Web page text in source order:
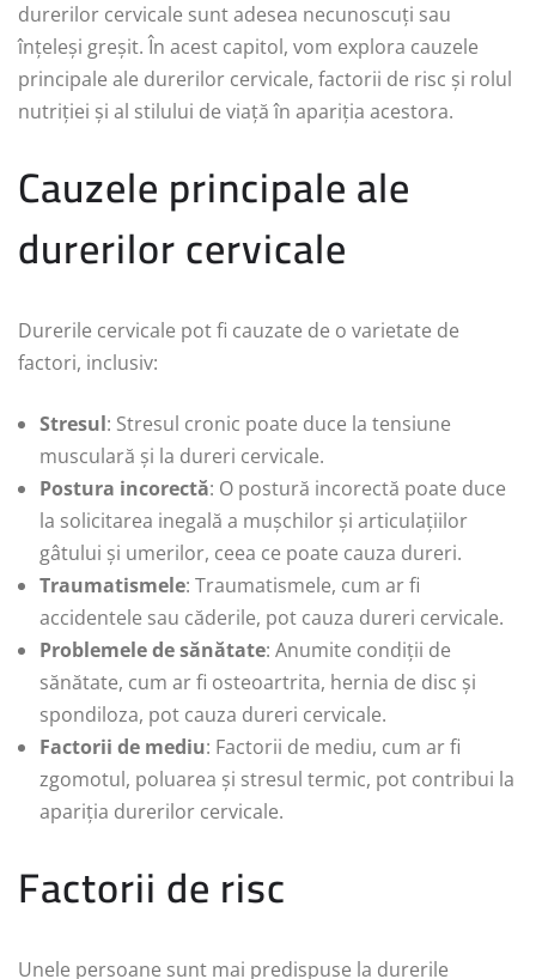
durerilor cervicale sunt adesea necunoscuți sau
înțeleși greșit. În acest capitol, vom explora cauzele
principale ale durerilor cervicale, factorii de risc și rolul
nutriției și al stilului de viață în apariția acestora.
Cauzele principale ale
durerilor cervicale
Durerile cervicale pot fi cauzate de o varietate de
factori, inclusiv:
Stresul: Stresul cronic poate duce la tensiune
musculară și la dureri cervicale.
Postura incorectă: O postură incorectă poate duce
la solicitarea inegală a mușchilor și articulațiilor
gâtului și umerilor, ceea ce poate cauza dureri.
Traumatismele: Traumatismele, cum ar fi
accidentele sau căderile, pot cauza dureri cervicale.
Problemele de sănătate: Anumite condiții de
sănătate, cum ar fi osteoartrita, hernia de disc și
spondiloza, pot cauza dureri cervicale.
Factorii de mediu: Factorii de mediu, cum ar fi
zgomotul, poluarea și stresul termic, pot contribui la
apariția durerilor cervicale.
Factorii de risc
Unele persoane sunt mai predispuse la durerile